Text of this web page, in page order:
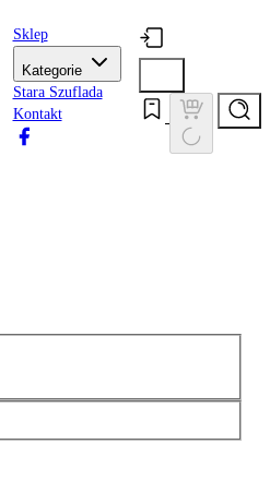
Sklep
Kategorie
Stara Szuflada
Kontakt